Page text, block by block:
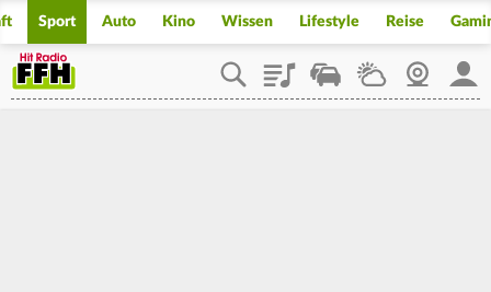
Sport Auto Kino Wissen Lifestyle Reise
PlaylistStaupilotWetterWebcam